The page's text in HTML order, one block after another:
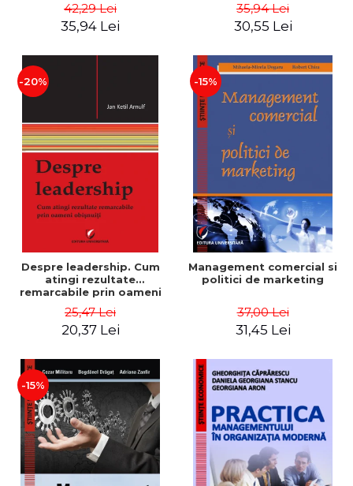
42,29 Lei
35,94 Lei
Dumitrascu
35,94 Lei
30,55 Lei
-20%
Despre leadership. Cum
atingi rezultate
remarcabile prin oameni
25,47 Lei
20,37 Lei
-15%
Management comercial si
politici de marketing
37,00 Lei
31,45 Lei
-15%